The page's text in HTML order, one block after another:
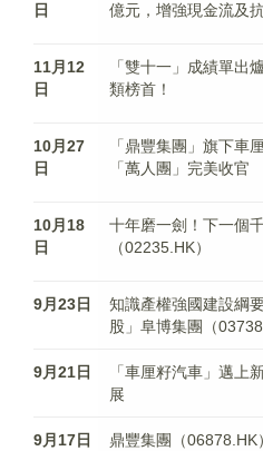
日
億元，增強現金流及
11月12
日
「雙十一」成績單出
類榜首！
10月27
日
「鼎豐集團」旗下車
「萬人團」完美收官
10月18
日
十年磨一劍！下一個
（02235.HK）
9月23日
知識產權強國建設綱
股」阜博集團（
9月21日
「車厘籽汽車」邁上
展
9月17日
鼎豐集團（